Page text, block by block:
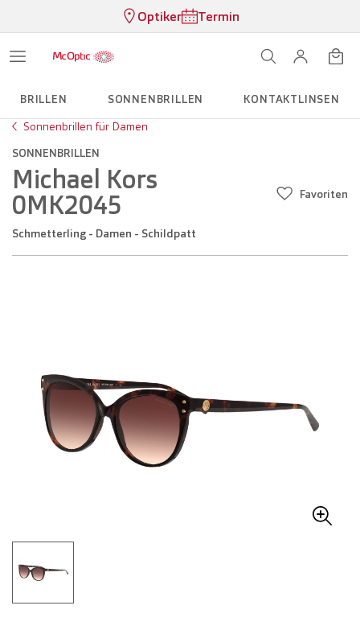
Optiker Termin
BRILLEN SONNENBRILLEN
KONTAKTLINSEN
Sonnenbrillen für Damen
SONNENBRILLEN
Michael Kors
0MK2045
Schmetterling - Damen - Schildpatt
Favoriten